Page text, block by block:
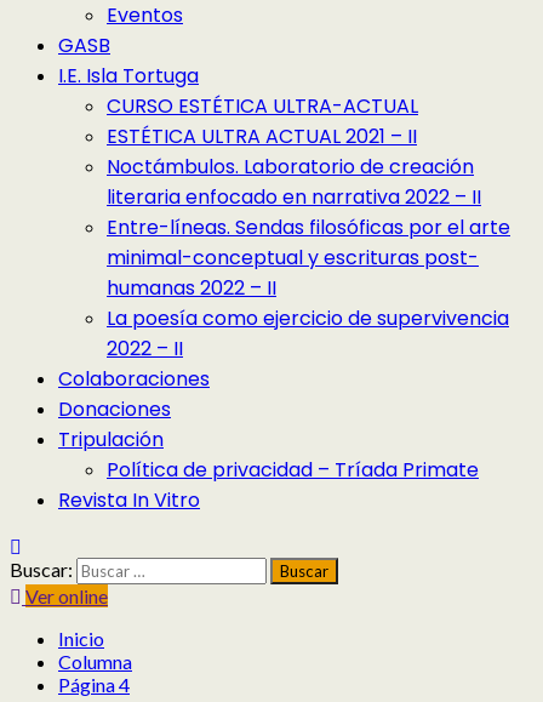
Eventos
GASB
I.E. Isla Tortuga
CURSO ESTÉTICA ULTRA-ACTUAL
ESTÉTICA ULTRA ACTUAL 2021 – II
Noctámbulos. Laboratorio de creación
literaria enfocado en narrativa 2022 – II
Entre-líneas. Sendas filosóficas por el arte
minimal-conceptual y escrituras post-
humanas 2022 – II
La poesía como ejercicio de supervivencia
2022 – II
Colaboraciones
Donaciones
Tripulación
Política de privacidad – Tríada Primate
Revista In Vitro
Buscar:
Ver online
Inicio
Columna
Página 4